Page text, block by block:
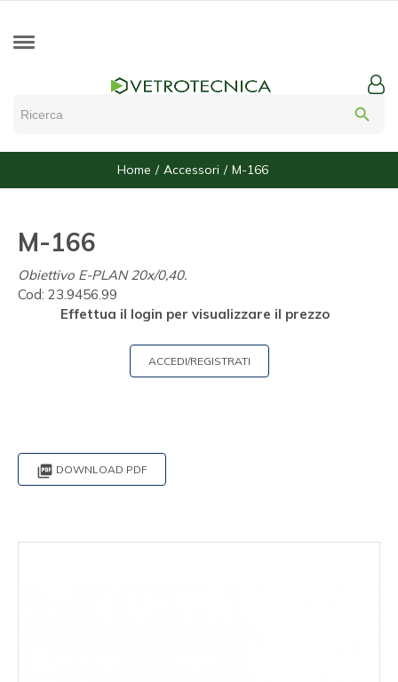
search
Home Accessori M-166
M-166
Obiettivo E-PLAN 20x/0,40.
Cod: 23.9456.99
Effettua il login per visualizzare il prezzo
ACCEDI/REGISTRATI
 DOWNLOAD PDF